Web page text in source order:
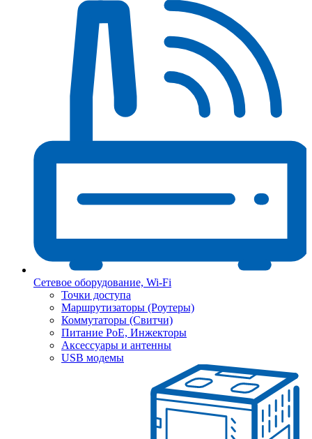
Сетевое оборудование, Wi-Fi
Точки доступа
Маршрутизаторы (Роутеры)
Коммутаторы (Свитчи)
Питание PoE, Инжекторы
Аксессуары и антенны
USB модемы